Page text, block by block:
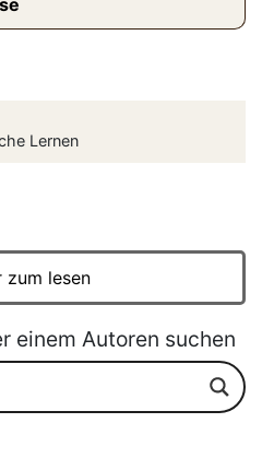
Lernen
zum lesen
einem Autoren suchen